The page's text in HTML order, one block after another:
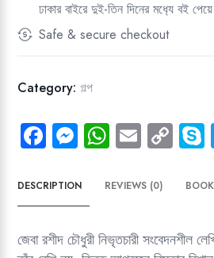
ঢাকার বাইরে দুই-তিন দিনের মধ‍্যে বই
Safe & secure checkout
Category: গল্প
Fa
ce
b
o
ok
M
es
se
n
g
W
ha
ts
p
E
m
ail
C
o
py
nk
e
DESCRIPTION REVIEWS (0)
জেবা রশীদ চৌধুরী নিভৃতচারী সংবেদনশীল